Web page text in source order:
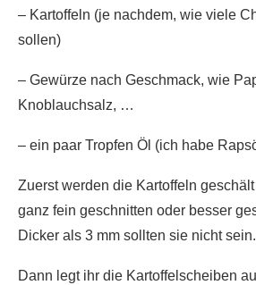
– Kartoffeln (je nachdem, wie viele
sollen)
– Gewürze nach Geschmack, wie
Knoblauchsalz, …
– ein paar Tropfen Öl (ich habe
Zuerst werden die Kartoffeln
ganz fein geschnitten oder besser
Dicker als 3 mm sollten sie nicht sein.
Dann legt ihr die Kartoffelscheiben